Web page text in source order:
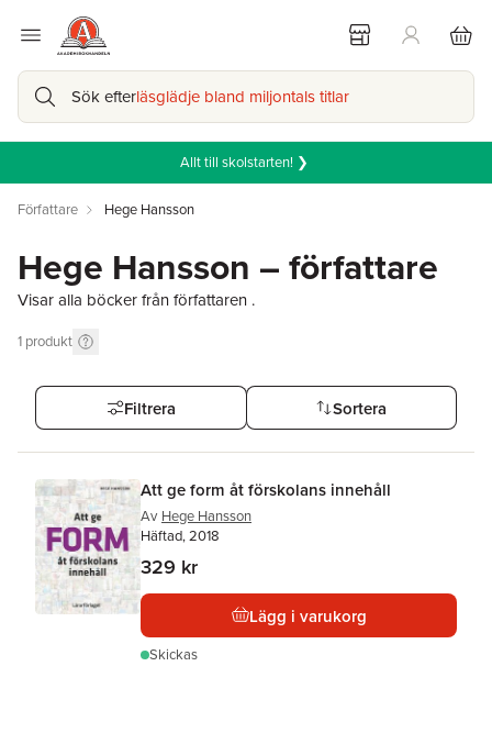
Sök efterläsglädje bland miljontals titlar
Allt till skolstarten! ❯
Författare Hege Hansson
Hege Hansson – författare
Visar alla böcker från författaren .
1 produkt
Filtrera Sortera
Att ge form åt förskolans innehåll
Av Hege Hansson
Häftad, 2018
329 kr
Lägg i varukorg
Skickas